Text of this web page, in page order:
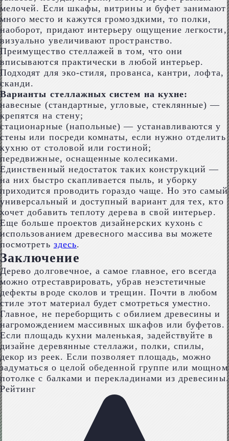
мелочей. Если шкафы, витрины и буфет занимают
много место и кажутся громоздкими, то полки,
наоборот, придают интерьеру ощущение легкости,
визуально увеличивают пространство.
Преимущество стеллажей в том, что они
вписываются практически в любой интерьер.
Подходят для эко-стиля, прованса, кантри, лофта,
сканди.
Варианты стеллажных систем на кухне:
навесные (стандартные, угловые, стеклянные) —
крепятся на стену;
стационарные (напольные) ― устанавливаются у
стены или посреди комнаты, если нужно отделить
кухню от столовой или гостиной;
передвижные, оснащенные колесиками.
Единственный недостаток таких конструкций ―
на них быстро скапливается пыль, и уборку
приходится проводить гораздо чаще. Но это самый
универсальный и доступный вариант для тех, кто
хочет добавить теплоту дерева в свой интерьер.
Еще больше проектов дизайнерских кухонь с
использованием древесного массива вы можете
посмотреть здесь.
Заключение
Дерево долговечное, а самое главное, его всегда
можно отреставрировать, убрав неэстетичные
дефекты вроде сколов и трещин. Почти в любом
стиле этот материал будет смотреться уместно.
Главное, не переборщить с обилием древесины и
нагромождением массивных шкафов или буфетов.
Если площадь кухни маленькая, задействуйте в
дизайне деревянные стеллажи, полки, спилы,
декор из реек. Если позволяет площадь, можно
задуматься о целой обеденной группе или мощном
потолке с балками и перекладинами из древесины.
Рейтинг